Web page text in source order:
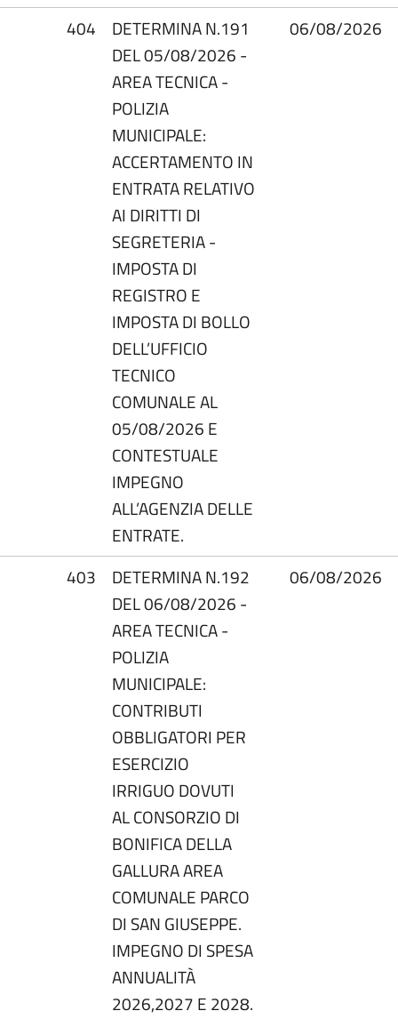
404
DETERMINA N.191
DEL 05/08/2026 -
AREA TECNICA -
POLIZIA
MUNICIPALE:
ACCERTAMENTO IN
ENTRATA RELATIVO
AI DIRITTI DI
SEGRETERIA -
IMPOSTA DI
REGISTRO E
IMPOSTA DI BOLLO
DELL’UFFICIO
TECNICO
COMUNALE AL
05/08/2026 E
CONTESTUALE
IMPEGNO
ALL’AGENZIA DELLE
ENTRATE.
06/08/2026
403
DETERMINA N.192
DEL 06/08/2026 -
AREA TECNICA -
POLIZIA
MUNICIPALE:
CONTRIBUTI
OBBLIGATORI PER
ESERCIZIO
IRRIGUO DOVUTI
AL CONSORZIO DI
BONIFICA DELLA
GALLURA AREA
COMUNALE PARCO
DI SAN GIUSEPPE.
IMPEGNO DI SPESA
ANNUALITÀ
2026,2027 E 2028.
06/08/2026